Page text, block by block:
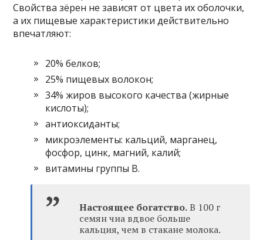
Свойства зёрен не зависят от цвета их оболочки,
а их пищевые характеристики действительно
впечатляют:
20% белков;
25% пищевых волокон;
34% жиров высокого качества (жирные
кислоты);
антиоксиданты;
микроэлементы: кальций, марганец,
фосфор, цинк, магний, калий;
витамины группы B.
Настоящее богатство.В 100 г
семян чиа вдвое больше
кальция, чем в стакане молока.